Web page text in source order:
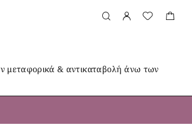
μεταφορικά & αντικαταβολή άνω των